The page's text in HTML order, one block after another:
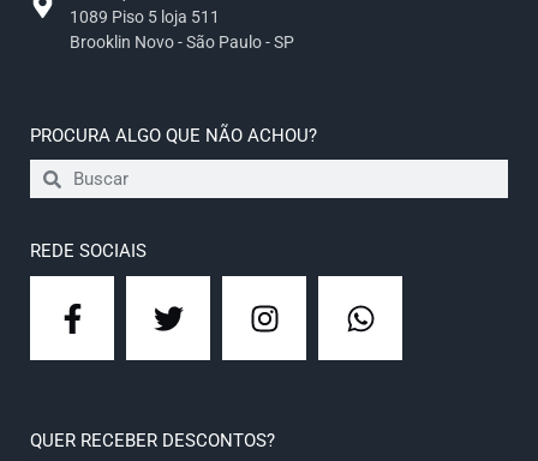
1089 Piso 5 loja 511
Brooklin Novo - São Paulo - SP
PROCURA ALGO QUE NÃO ACHOU?​
REDE SOCIAIS
QUER RECEBER DESCONTOS?